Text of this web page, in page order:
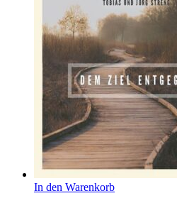
In den Warenkorb